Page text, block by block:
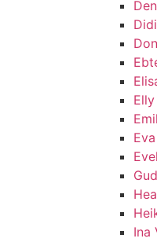
Ina